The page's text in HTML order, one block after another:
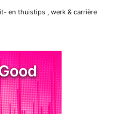
en thuistips , werk & carrière